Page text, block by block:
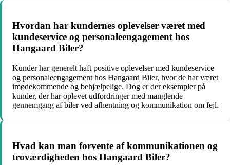
Hvordan har kundernes oplevelser været med
kundeservice og personaleengagement hos
Hangaard Biler?
Kunder har generelt haft positive oplevelser med kundeservice
og personaleengagement hos Hangaard Biler, hvor de har været
imødekommende og behjælpelige. Dog er der eksempler på
kunder, der har oplevet udfordringer med manglende
gennemgang af biler ved afhentning og kommunikation om fejl.
Hvad kan man forvente af kommunikationen og
troværdigheden hos Hangaard Biler?